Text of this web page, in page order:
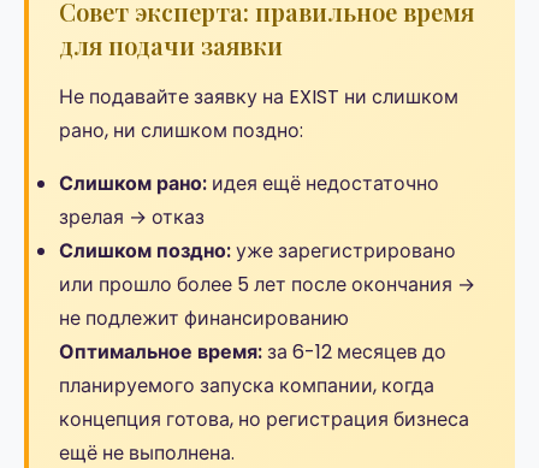
Совет эксперта: правильное время
для подачи заявки
Не подавайте заявку на EXIST ни слишком
рано, ни слишком поздно:
Слишком рано: идея ещё недостаточно
зрелая → отказ
Слишком поздно:уже зарегистрировано
или прошло более 5 лет после окончания →
не подлежит финансированию
Оптимальное время:за 6-12 месяцев до
планируемого запуска компании, когда
концепция готова, но регистрация бизнеса
ещё не выполнена.